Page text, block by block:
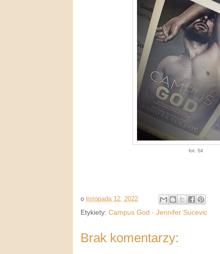
fot. Sil
o listopada 12, 2022
Etykiety: Campus God - Jennifer Sucevic
Brak komentarzy: